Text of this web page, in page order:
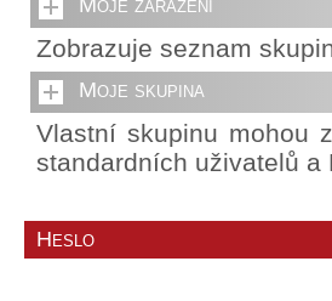
Moje zařazení
Zobrazuje seznam
Moje skupina
Vlastní skupinu mohou
standardních uživatelů a
Heslo